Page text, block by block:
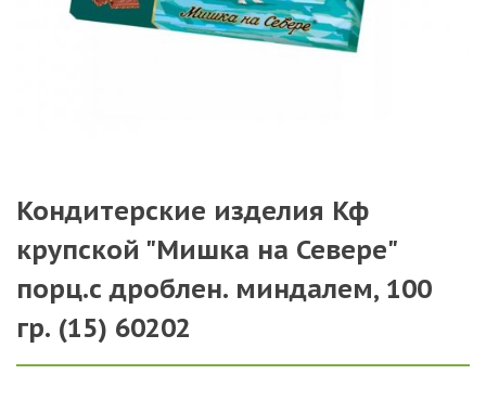
Кондитерские изделия Кф
крупской "Мишка на Севере"
порц.с дроблен. миндалем, 100
гр. (15) 60202